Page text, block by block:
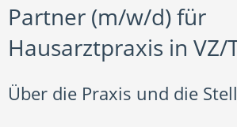
Partner (m/w/d) für
Hausarztpraxis in VZ/
Über die Praxis und die